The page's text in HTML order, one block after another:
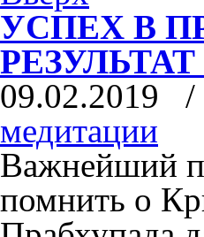
УСПЕХ В
09.02.2019
/
медитации
Важнейший
помнить о